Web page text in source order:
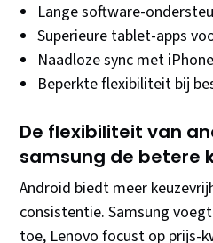
Lange software-
Superieure tablet-apps
Naadloze sync met
Beperkte flexibiliteit bij
De flexibiliteit van
samsung de betere
Android biedt meer
consistentie. Samsung
toe, Lenovo focust op prijs-